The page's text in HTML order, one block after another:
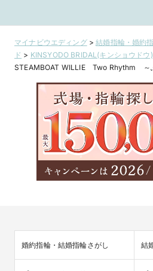
マイナビウエディング>結婚指輪・婚約
ド > KINSYODO BRIDAL(キンショウドウ)
STEAMBOAT WILLIE Two Rhythm ～
婚約指輪・結婚指輪さがし 結